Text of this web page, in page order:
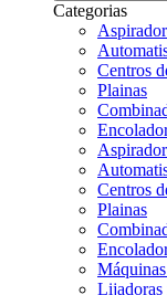
Categorias
Centros
Plainas
Centros
Plainas
Lijadoras